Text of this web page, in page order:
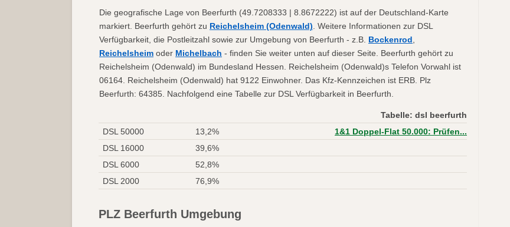
Die geografische Lage von Beerfurth (49.7208333 | 8.8672222) ist auf der Deutschland-Karte
markiert. Beerfurth gehört zu Reichelsheim (Odenwald) . Weitere Informationen zur DSL
Verfügbarkeit, die Postleitzahl sowie zur Umgebung von Beerfurth - z.B. Bockenrod
Reichelsheim oder Michelbach - finden Sie weiter unten auf dieser Seite. Beerfurth gehört zu
Reichelsheim (Odenwald) im Bundesland Hessen. Reichelsheim (Odenwald)s Telefon Vorwahl ist
06164. Reichelsheim (Odenwald) hat 9122 Einwohner. Das Kfz-Kennzeichen ist ERB. Plz
Beerfurth: 64385. Nachfolgend eine Tabelle zur DSL Verfügbarkeit in Beerfurth.
Tabelle: dsl beerfurth
DSL 50000
13,2%
1&1 Doppel-Flat 50.000: Prüfen...
DSL 16000
39,6%
DSL 6000
52,8%
DSL 2000
76,9%
PLZ Beerfurth Umgebung